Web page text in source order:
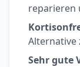
reparieren
Alternative
Sehr gute